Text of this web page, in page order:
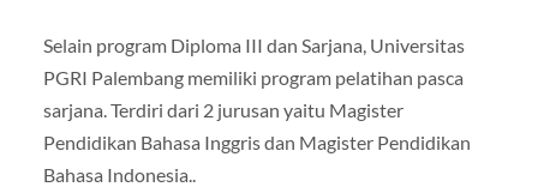
Selain program Diploma III dan Sarjana, Universitas
PGRI Palembang memiliki program pelatihan pasca
sarjana. Terdiri dari 2 jurusan yaitu Magister
Pendidikan Bahasa Inggris dan Magister Pendidikan
Bahasa Indonesia..